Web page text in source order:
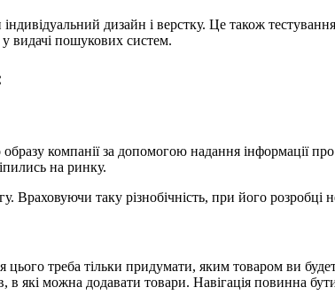
дизайн і верстку. Це також
у видачі пошукових систем.
компанії за допомогою надання інформації
на ринку.
таку різнобічність, при його розробці
треба тільки придумати, яким товаром ви
в які можна додавати товари. Навігація повинна